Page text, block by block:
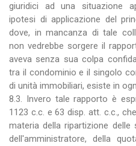
giuridici ad una situazione
ipotesi di applicazione del
dove, in mancanza di tale
non vedrebbe sorgere il
aveva senza sua colpa
tra il condominio e il singolo
di unità immobiliari, esiste in
8.3. Invero tale rapporto è
1123 c.c. e 63 disp. att. c.c.,
materia della ripartizione
dell'amministratore, della